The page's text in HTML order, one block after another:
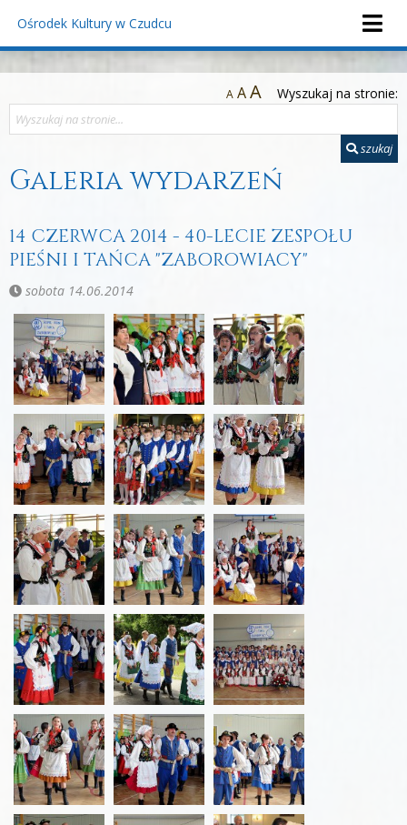
Ośrodek Kultury w Czudcu
A AA Wyszukaj na stronie:
szukaj
Galeria wydarzeń
14 CZERWCA 2014 - 40-LECIE ZESPOŁU
PIEŚNI I TAŃCA "ZABOROWIACY"
sobota 14.06.2014